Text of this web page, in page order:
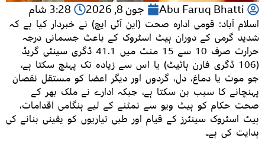
Abu Faruq Bhatti جون 8, 2026 3:28 شام
اسلام آباد: قومی ادارہ صحت (این آئی ایچ) نے خبردار کیا ہے کہ
شدید گرمی کے دوران ہیٹ اسٹروک کے باعث جسمانی درجہ
حرارت صرف 10 سے 15 منٹ میں 41.1 ڈگری سینٹی گریڈ
(106 ڈگری فارن ہائیٹ) یا اس سے زیادہ تک پہنچ سکتا ہے،
جو موت یا دماغ، دل، گردوں اور دیگر اعضا کو مستقل نقصان
پہنچانے کا سبب بن سکتا ہے، جبکہ ادارے نے ملک بھر کے
صحت حکام کو ہیٹ ویو سے نمٹنے کے لیے ہنگامی اقدامات،
ہیٹ اسٹروک سینٹرز کے قیام اور طبی تیاریوں کو یقینی بنانے کی
ہدایت کی ہے۔